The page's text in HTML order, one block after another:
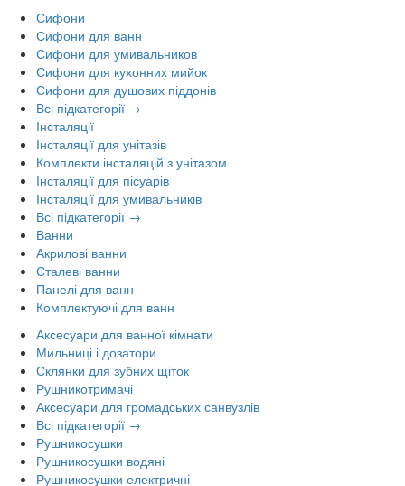
Сифони
Сифони для ванн
Сифони для умивальников
Сифони для кухонних мийок
Сифони для душових піддонів
Всі підкатегорії →
Інсталяції
Інсталяції для унітазів
Комплекти інсталяцій з унітазом
Інсталяції для пісуарів
Інсталяції для умивальників
Всі підкатегорії →
Ванни
Акрилові ванни
Сталеві ванни
Панелі для ванн
Комплектуючі для ванн
Аксесуари для ванної кімнати
Мильниці і дозатори
Склянки для зубних щіток
Рушникотримачі
Аксесуари для громадських санвузлів
Всі підкатегорії →
Рушникосушки
Рушникосушки водяні
Рушникосушки електричні